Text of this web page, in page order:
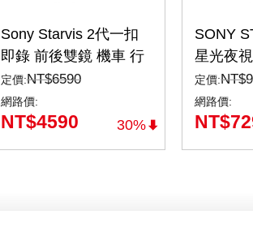
30%
Sony Starvis 2代一扣
即錄 前後雙鏡 機車 行
車記錄器 9小時連續錄
影 安全帽紀錄器 防塵
防水(M17S/M17)
定價:NT$6590
網路價:
NT$4590
SONY
星光夜
車行車
紀錄器
頭 台灣
定價:NT$
網路價:
NT$